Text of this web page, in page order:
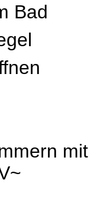
Bad
mit